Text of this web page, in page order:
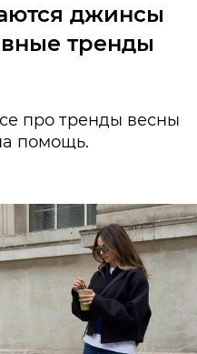
джинсы
тренды
про тренды весны
помощь.